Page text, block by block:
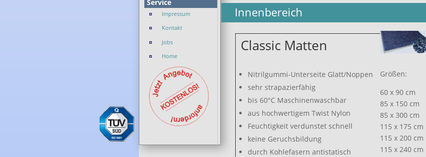
Service
Impressum
Kontakt
Jobs
Home
Innenbereich
Classic Matten
Nitrilgummi-Unterseite Glatt/Noppen
sehr strapazierfähig
bis 60°C Maschinenwaschbar
aus hochwertigem Twist Nylon
Feuchtigkeit verdunstet schnell
keine Geruchsbildung
durch Kohlefasern antistatisch
Größen:
60 x 90 cm
85 x 150 cm
85 x 300 cm
115 x 175 cm
115 x 200 cm
115 x 240 cm